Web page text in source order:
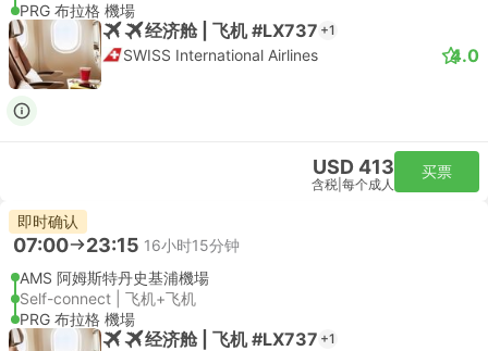
PRG 布拉格 機場
经济舱 | 飞机 #LX737 +1
SWISS International Airlines 4.0
USD 413
含税 每个成人
买票
即时确认
07:00 23:15 16小时15分钟
AMS 阿姆斯特丹史基浦機場
Self-connect | 飞机+飞机
PRG 布拉格 機場
经济舱 | 飞机 #LX737 +1